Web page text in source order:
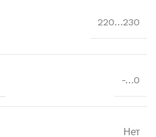
220…230
-…0
Нет